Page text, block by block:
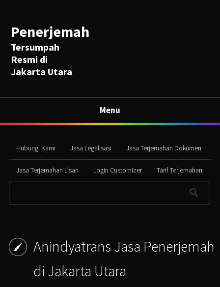
Penerjemah
Tersumpah
Resmi di
Jakarta Utara
Menu
Hubungi Kami Jasa Legalisasi Jasa Terjemahan Dokumen
Jasa Terjemahan Lisan Login Customizer Tarif Terjemahan
Anindyatrans Jasa Penerjemah
di Jakarta Utara